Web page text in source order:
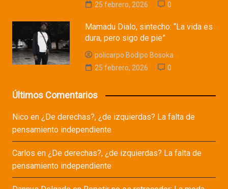
25 febrero, 2026
0
Mamadu Dialo, sintecho: “La vida es
dura, pero sigo de pie”
policarpo Bodipo Bosoka
25 febrero, 2026
0
Últimos Comentarios
Nicoen ¿De derechas?, ¿de izquierdas? La falta de
pensamiento independiente
Carlos en ¿De derechas?, ¿de izquierdas? La falta de
pensamiento independiente